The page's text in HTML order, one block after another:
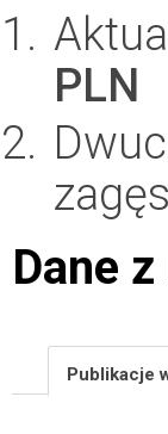
PLN
Dane
Publikacje